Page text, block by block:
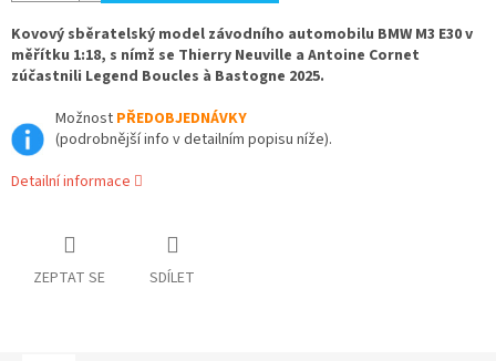
Kovový sběratelský model závodního automobilu BMW M3 E30 v
měřítku 1:18, s nímž se Thierry Neuville a Antoine Cornet
zúčastnili Legend Boucles à Bastogne 2025.
Možnost PŘEDOBJEDNÁVKY
(podrobnější info v detailním popisu níže).
Detailní informace
ZEPTAT SE SDÍLET